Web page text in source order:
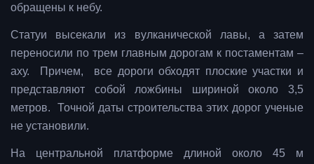
обращены к небу.
Статуи высекали из вулканической лавы, а затем
переносили по трем главным дорогам к постаментам –
аху. Причем, все дороги обходят плоские участки и
представляют собой ложбины шириной около 3,5
метров. Точной даты строительства этих дорог ученые
не установили.
На центральной платформе длиной около 45 м